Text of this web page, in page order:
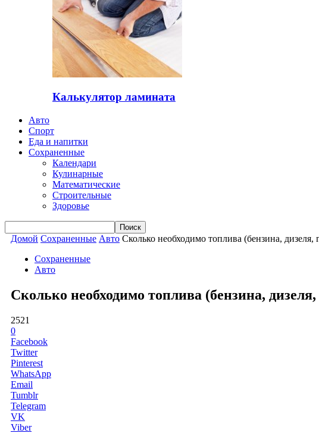
Калькулятор ламината
Авто
Спорт
Еда и напитки
Сохраненные
Календари
Кулинарные
Математические
Строительные
Здоровье
Домой Сохраненные Авто Сколько необходимо топлива (бензина, дизеля,
Сохраненные
Авто
Сколько необходимо топлива (бензина,
2521
0
Facebook
Twitter
Pinterest
WhatsApp
Email
Tumblr
Telegram
VK
Viber